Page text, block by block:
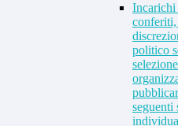
Incarichi
politico